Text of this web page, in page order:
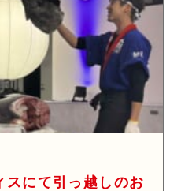
スにて引っ越しのお